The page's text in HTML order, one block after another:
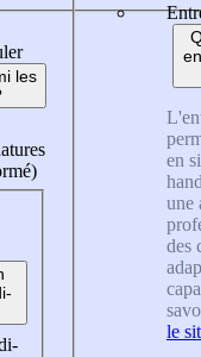
les
en
une
des
le